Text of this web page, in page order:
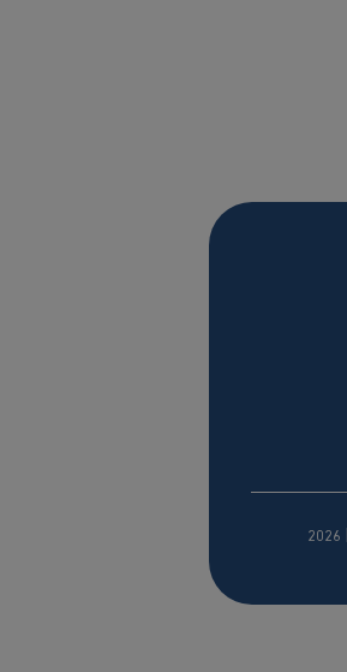
2026